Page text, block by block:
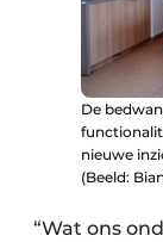
De
nieuwe
(Beeld:
“Wat ons